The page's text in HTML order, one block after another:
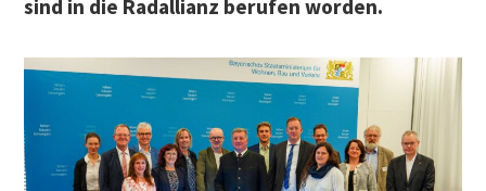
sind in die Rad­al­li­anz beru­fen worden.